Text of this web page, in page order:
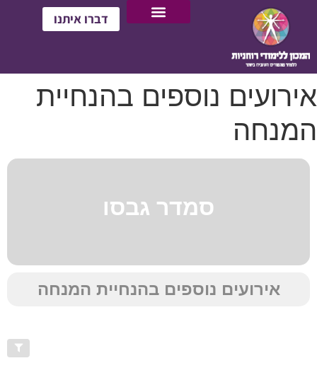
דברו איתנו
אירועים נוספים בהנחיית
המנחה
סמדר גבסו
אירועים נוספים בהנחיית המנחה